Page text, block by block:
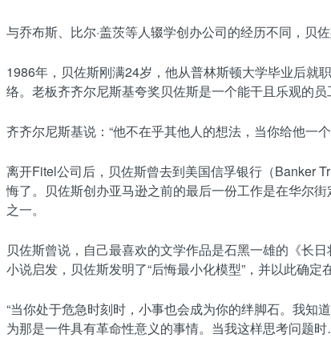
与乔布斯、比尔·盖茨等人辍学创办公司的经历不同，贝
1986年，贝佐斯刚满24岁，他从普林斯顿大学毕业后就
络。老板齐齐尔尼斯基夸奖贝佐斯是一个能干且乐观的
齐齐尔尼斯基说：“他不在乎其他人的想法，当你给他一
离开Fitel公司后，贝佐斯曾去到美国信孚银行（Banker
悔了。贝佐斯创办亚马逊之前的最后一份工作是在华尔
之一。
贝佐斯曾说，自己最喜欢的文学作品是石黑一雄的《长
小说启发，贝佐斯发明了“后悔最小化模型”，并以此确定
“当你处于危急时刻时，小事也会成为你的绊脚石。我
为那是一件具有革命性意义的事情。当我这样思考问题